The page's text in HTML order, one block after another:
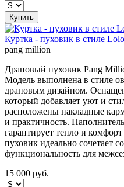
Купить
Куртка - пуховик в стиле
pang million
Драповый пуховик Pang
Модель выполнена в стиле
драповым дизайном.
который добавляет уют и
расположены накладные
и практичность.
гарантирует тепло и
пуховик идеально сочетает
функциональность для
15 000 руб.